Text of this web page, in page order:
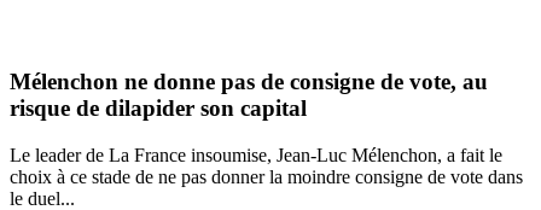
Mélenchon ne donne pas de consigne de vote, au
risque de dilapider son capital
Le leader de La France insoumise, Jean-Luc Mélenchon, a fait le
choix à ce stade de ne pas donner la moindre consigne de vote dans
le duel...